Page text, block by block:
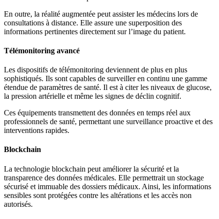
En outre, la réalité augmentée peut assister les médecins lors de
consultations à distance. Elle assure une superposition des
informations pertinentes directement sur l’image du patient.
Télémonitoring avancé
Les dispositifs de télémonitoring deviennent de plus en plus
sophistiqués. Ils sont capables de surveiller en continu une gamme
étendue de paramètres de santé. Il est à citer les niveaux de glucose,
la pression artérielle et même les signes de déclin cognitif.
Ces équipements transmettent des données en temps réel aux
professionnels de santé, permettant une surveillance proactive et des
interventions rapides.
Blockchain
La technologie blockchain peut améliorer la sécurité et la
transparence des données médicales. Elle permettrait un stockage
sécurisé et immuable des dossiers médicaux. Ainsi, les informations
sensibles sont protégées contre les altérations et les accès non
autorisés.